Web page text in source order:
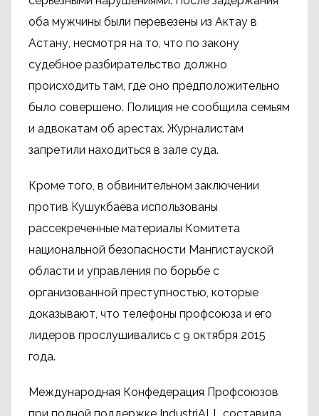
оба мужчины были перевезены из Актау в
Астану, несмотря на то, что по закону
судебное разбирательство должно
происходить там, где оно предположительно
было совершено. Полиция не сообщила семьям
и адвокатам об арестах. Журналистам
запретили находиться в зале суда.
Кроме того, в обвинительном заключении
против Кушукбаева использованы
рассекреченные материалы Комитета
национальной безопасности Мангистауской
области и управления по борьбе с
организованной преступностью, которые
доказывают, что телефоны профсоюза и его
лидеров прослушивались с 9 октября 2015
года.
Международная Конфедерация Профсоюзов